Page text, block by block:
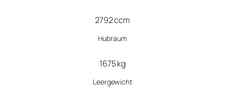
2792 ccm
Hubraum
1675 kg
Leergewicht